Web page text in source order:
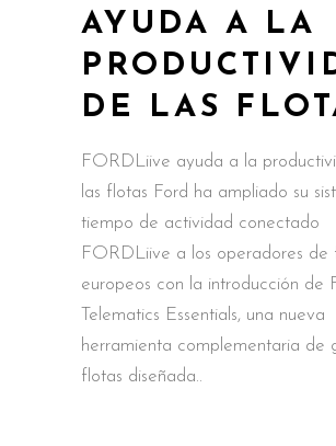
AYUDA A LA
DE LAS
FORDLiive ayuda a la
las flotas Ford ha ampliado su
tiempo de actividad conectado
FORDLiive a los operadores de
europeos con la introducción de
Telematics Essentials, una nueva
herramienta complementaria de
flotas diseñada